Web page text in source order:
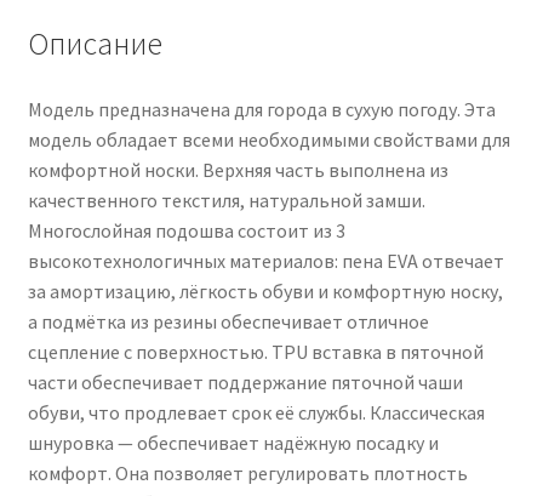
Описание
Модель предназначена для города в сухую погоду. Эта
модель обладает всеми необходимыми свойствами для
комфортной носки. Верхняя часть выполнена из
качественного текстиля, натуральной замши.
Многослойная подошва состоит из 3
высокотехнологичных материалов: пена EVA отвечает
за амортизацию, лёгкость обуви и комфортную носку,
а подмётка из резины обеспечивает отличное
сцепление с поверхностью. TPU вставка в пяточной
части обеспечивает поддержание пяточной чаши
обуви, что продлевает срок её службы. Классическая
шнуровка — обеспечивает надёжную посадку и
комфорт. Она позволяет регулировать плотность